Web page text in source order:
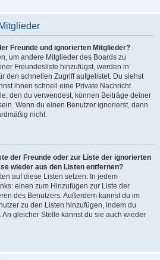
Freunde und ignorierten Mitglieder?
um andere Mitglieder des Boards zu
Freundesliste hinzufügst, werden in
den schnellen Zugriff aufgelistet. Du siehst
ihnen schnell eine Private Nachricht
den du verwendest, können Beiträge deiner
Wenn du einen Benutzer ignorierst, dann
nicht.
der Freunde oder zur Liste der ignorierten
wieder aus den Listen entfernen?
auf diese Listen setzen: In jedem
einen zum Hinzufügen zur Liste der
des Benutzers. Außerdem kannst du im
zu den Listen hinzufügen, indem du
gleicher Stelle kannst du sie auch wieder